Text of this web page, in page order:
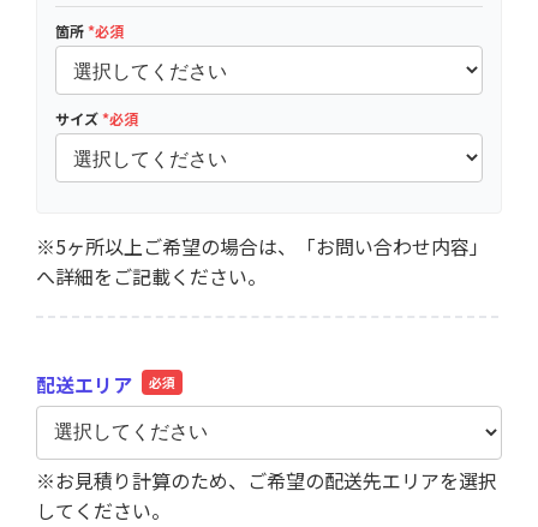
箇所*必須
サイズ*必須
※5ヶ所以上ご希望の場合は、「お問い合わせ内容」
へ詳細をご記載ください。
配送エリア 必須
※お見積り計算のため、ご希望の配送先エリアを選択
してください。